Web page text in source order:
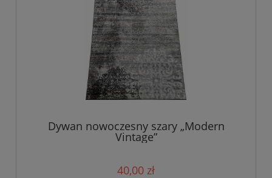
Dywan nowoczesny szary „Modern
Vintage”
40,00 zł